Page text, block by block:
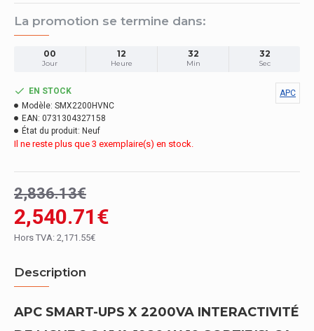
La promotion se termine dans:
00
Jour
12
Heure
32
Min
31
Sec
2,540.71€
2,836.13€
Hors TVA: 2,171.55€
EN STOCK
Modèle: SMX2200HVNC
EAN: 0731304327158
État du produit: Neuf
APC
Il ne reste plus que 3 exemplaire(s) en stock.
Description
APC SMART-UPS X 2200VA INTERACTIVITÉ